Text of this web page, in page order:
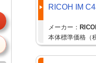
RICOH IM
メーカー：
本体標準価格（